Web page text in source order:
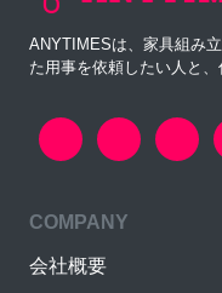
ANYTIMESは、家具組み
た用事を依頼したい人と
COMPANY
会社概要